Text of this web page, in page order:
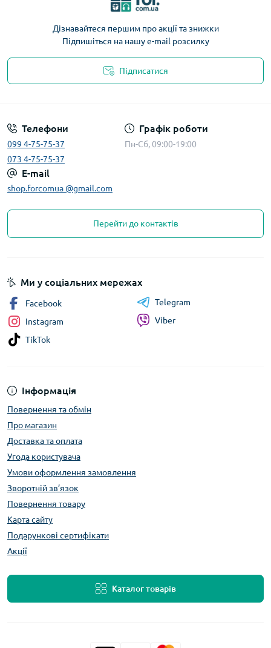
Дізнавайтеся першим про акції та знижки
Підпишіться на нашу e-mail розсилку
Підписатися
Телефони
099 4-75-75-37
073 4-75-75-37
Графік роботи
Пн-Сб, 09:00-19:00
E-mail
shop.forcomua @gmail.com
Перейти до контактів
Інформація
Повернення та обмін
Про магазин
Доставка та оплата
Угода користувача
Умови оформлення замовлення
Зворотній зв’язок
Повернення товару
Карта сайту
Подарункові сертифікати
Акції
Каталог товарів
Ми у соціальних мережах
Facebook
Instagram
TikTok
Telegram
Viber